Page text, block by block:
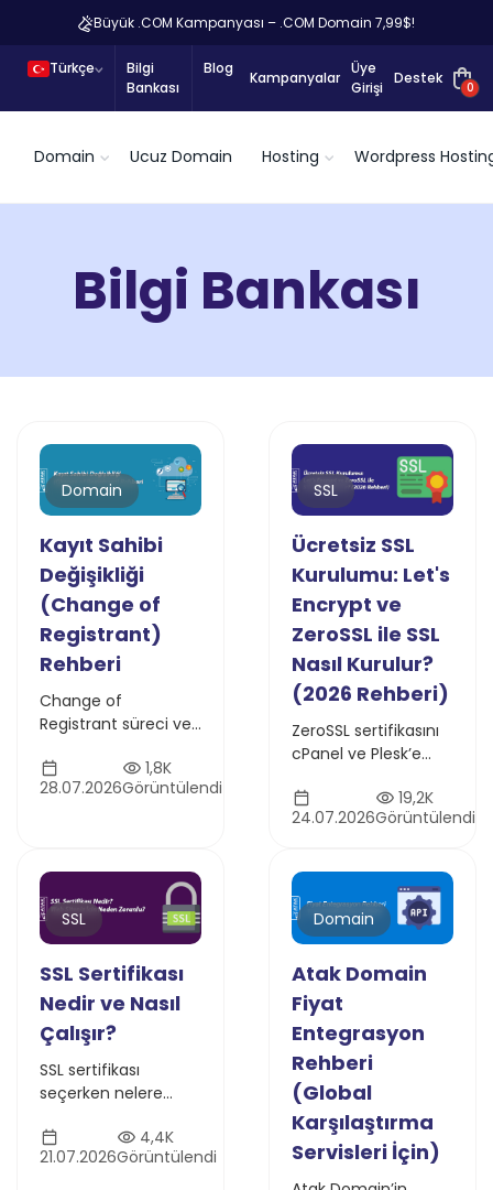
Büyük .COM Kampanyası – .COM Domain 7,99$!
Türkçe
Bilgi
Bankası
Blog
Kampanyalar
Üye
Girişi
Destek
0
Domain Ucuz Domain Hosting Wordpress
Bilgi Bankası
Domain
Kayıt Sahibi
Değişikliği
(Change of
Registrant)
Rehberi
Change of
Registrant süreci ve
(Yetkilendirilmiş
Temsilci) seçeneği
işlemlerini adım
adım öğrenin.
28.07.2026
1,8K
Görüntülendi
SSL
Ücretsiz SSL
Kurulumu: Let's
Encrypt ve
ZeroSSL ile SSL
Nasıl Kurulur?
(2026 Rehberi)
ZeroSSL sertifikasını
cPanel ve Plesk’e
yükleme adımlarını
takip edin. Her iki
kullanıcı dostudur ve
benzerdir
24.07.2026
19,2K
Görüntülendi
SSL
SSL Sertifikası
Nedir ve Nasıl
Çalışır?
SSL sertifikası
seçerken nelere
HTTPS, SEO, KVKK
uyumluluğu, ücretsiz
21.07.2026
4,4K
Görüntülendi
Domain
Atak Domain
Fiyat
Entegrasyon
Rehberi
(Global
Karşılaştırma
Servisleri İçin)